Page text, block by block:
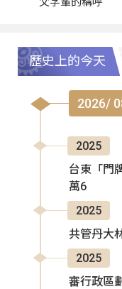
歷史上的今天
2026/
2025
台東「門
萬6
2025
共管丹大
2025
審行政區